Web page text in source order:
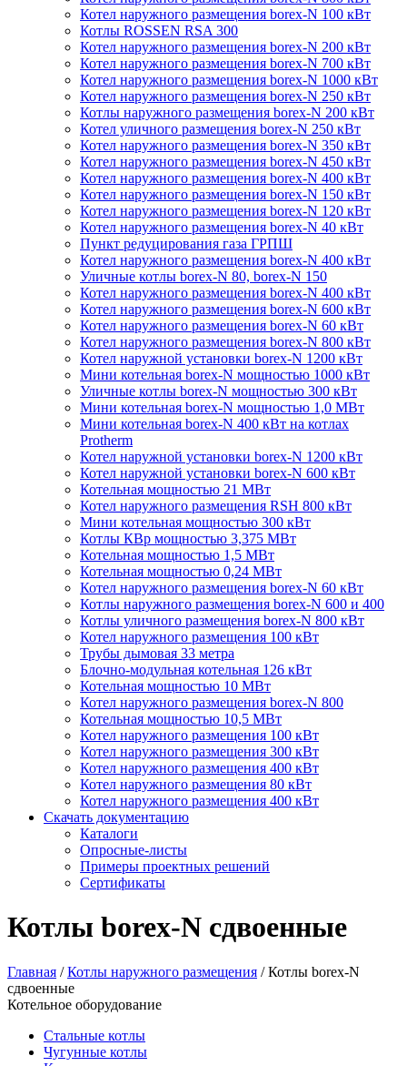
Котел наружного размещения borex-N 100 кВт
Котлы ROSSEN RSA 300
Котел наружного размещения borex-N 200 кВт
Котел наружного размещения borex-N 700 кВт
Котел наружного размещения borex-N 1000 кВт
Котел наружного размещения borex-N 250 кВт
Котлы наружного размещения borex-N 200 кВт
Котел уличного размещения borex-N 250 кВт
Котел наружного размещения borex-N 350 кВт
Котел наружного размещения borex-N 450 кВт
Котел наружного размещения borex-N 400 кВт
Котел наружного размещения borex-N 150 кВт
Котел наружного размещения borex-N 120 кВт
Котел наружного размещения borex-N 40 кВт
Пункт редуцирования газа ГРПШ
Котел наружного размещения borex-N 400 кВт
Уличные котлы borex-N 80, borex-N 150
Котел наружного размещения borex-N 400 кВт
Котел наружного размещения borex-N 600 кВт
Котел наружного размещения borex-N 60 кВт
Котел наружного размещения borex-N 800 кВт
Котел наружной установки borex-N 1200 кВт
Мини котельная borex-N мощностью 1000 кВт
Уличные котлы borex-N мощностью 300 кВт
Мини котельная borex-N мощностью 1,0 МВт
Мини котельная borex-N 400 кВт на котлах
Protherm
Котел наружной установки borex-N 1200 кВт
Котел наружной установки borex-N 600 кВт
Котельная мощностью 21 МВт
Котел наружного размещения RSH 800 кВт
Мини котельная мощностью 300 кВт
Котлы КВр мощностью 3,375 МВт
Котельная мощностью 1,5 МВт
Котельная мощностью 0,24 МВт
Котел наружного размещения borex-N 60 кВт
Котлы наружного размещения borex-N 600 и 400
Котлы уличного размещения borex-N 800 кВт
Котел наружного размещения 100 кВт
Трубы дымовая 33 метра
Блочно-модульная котельная 126 кВт
Котельная мощностью 10 МВт
Котел наружного размещения borex-N 800
Котельная мощностью 10,5 МВт
Котел наружного размещения 100 кВт
Котел наружного размещения 300 кВт
Котел наружного размещения 400 кВт
Котел наружного размещения 80 кВт
Котел наружного размещения 400 кВт
Скачать документацию
Каталоги
Опросные-листы
Примеры проектных решений
Сертификаты
Котлы borex-N сдвоенные
Главная /Котлы наружного размещения /Котлы borex-N
сдвоенные
Котельное оборудование
Стальные котлы
Чугунные котлы